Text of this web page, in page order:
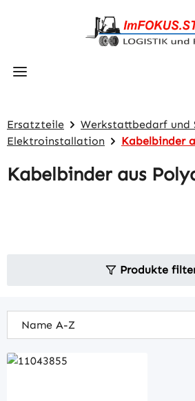
Zum Hauptinhalt springen
Ersatzteile
Werkstattbedarf und
Elektroinstallation
Kabelbinder
Kabelbinder aus
Produkte